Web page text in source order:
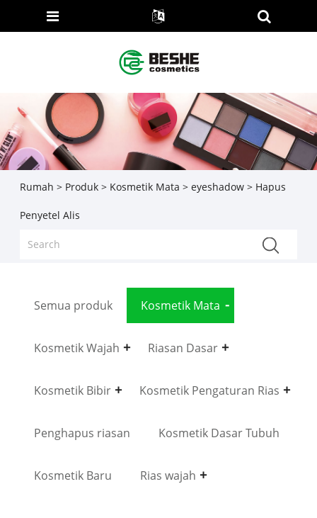
Rumah > Produk> Kosmetik Mata > eyeshadow> Hapus
Penyetel Alis
Semua produk Kosmetik Mata
Kosmetik Wajah Riasan Dasar
Kosmetik Bibir Kosmetik Pengaturan Rias
Penghapus riasan Kosmetik Dasar Tubuh
Kosmetik Baru Rias wajah